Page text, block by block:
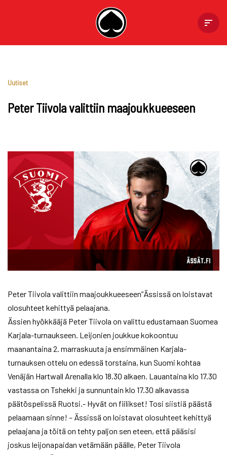
Peter Tiivola valittiin maajoukkueeseen
Uutiset
Peter Tiivola valittiin maajoukkueeseen”Ässissä on loistavat
olosuhteet kehittyä pelaajana.
Ässien hyökkääjä Peter Tiivola on valittu edustamaan Suomea
Karjala-turnaukseen. Leijonien joukkue kokoontuu
maanantaina 2. marraskuuta ja ensimmäinen Karjala-
turnauksen ottelu on edessä torstaina, kun Suomi kohtaa
Venäjän Hartwall Arenalla klo 18.30 alkaen. Lauantaina klo 17.30
vastassa on Tshekki ja sunnuntain klo 17.30 alkavassa
päätöspelissä Ruotsi.- Hyvät on fiilikset! Tosi siistiä päästä
pelaamaan sinne! – Ässissä on loistavat olosuhteet kehittyä
pelaajana ja töitä on tehty paljon sen eteen, että pääsisi
joskus leijonapaidan vetämään päälle, Peter Tiivola